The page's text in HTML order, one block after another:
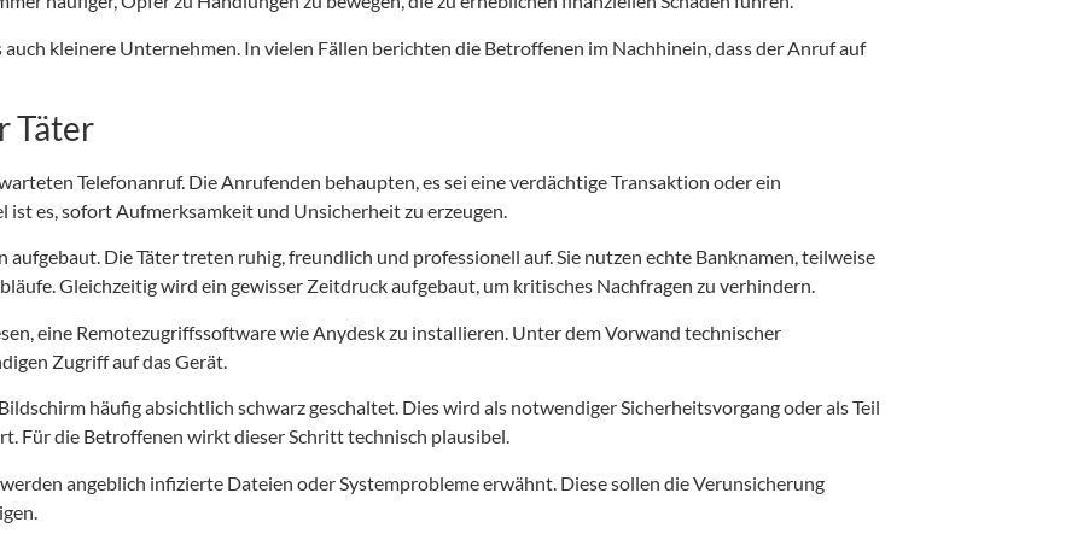
kleinere Unternehmen. In vielen Fällen berichten die Betroffenen im Nachhinein, dass der Anruf auf
Täter
Telefonanruf. Die Anrufenden behaupten, es sei eine verdächtige Transaktion oder ein
es, sofort Aufmerksamkeit und Unsicherheit zu erzeugen.
Die Täter treten ruhig, freundlich und professionell auf. Sie nutzen echte Banknamen, teilweise
Gleichzeitig wird ein gewisser Zeitdruck aufgebaut, um kritisches Nachfragen zu verhindern.
eine Remotezugriffssoftware wie Anydesk zu installieren. Unter dem Vorwand technischer
Zugriff auf das Gerät.
häufig absichtlich schwarz geschaltet. Dies wird als notwendiger Sicherheitsvorgang oder als Teil
Für die Betroffenen wirkt dieser Schritt technisch plausibel.
angeblich infizierte Dateien oder Systemprobleme erwähnt. Diese sollen die Verunsicherung